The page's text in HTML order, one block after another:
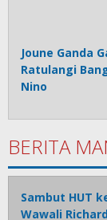
Joune Ganda
Ratulangi
Nino
BERITA
Sambut HUT
Wawali